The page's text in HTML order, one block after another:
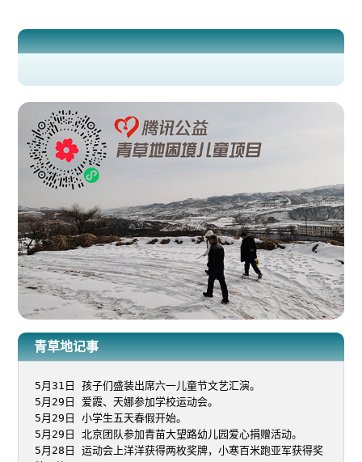
青草地记事
5月31日 孩子们盛装出席六一儿童节文艺汇演。
5月29日 爱霞、天娜参加学校运动会。
5月29日 小学生五天春假开始。
5月29日 北京团队参加青苗大望路幼儿园爱心捐赠活动。
5月28日 运动会上洋洋获得两枚奖牌，小寒百米跑亚军获得奖